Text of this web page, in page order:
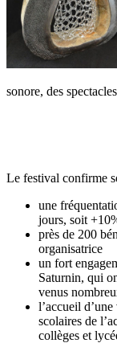
sonore, des
Le festival confirme
une
jours, soit
près de 200
organisatrice
un fort
Saturnin, qui
venus
l’accueil
scolaires de
collèges et